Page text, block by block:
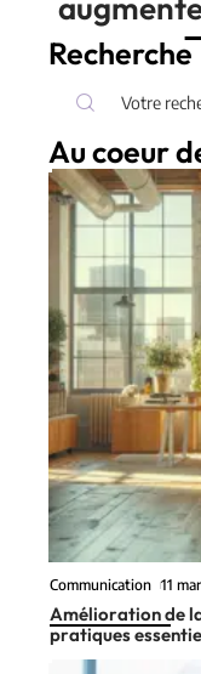
Recherche
Au coeur
Communication 11
Amélioration de
pratiques